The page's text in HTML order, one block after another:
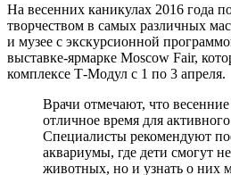
На весенних каникулах 2016 года
творчеством в самых различных
и музее с экскурсионной
выставке-ярмарке Moscow Fair,
комплексе Т-Модул с 1 по 3 апреля.
Врачи отмечают, что
отличное время для
Специалисты рекомендуют
аквариумы, где дети смогут
животных, но и узнать о них